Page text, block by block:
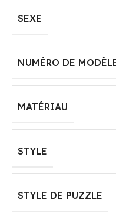
SEXE
NUMÉRO DE
MATÉRIAU
STYLE
STYLE DE PUZZLE